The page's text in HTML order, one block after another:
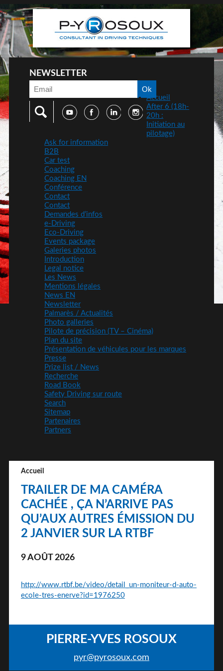
NEWSLETTER
Accueil
After 6 (18h-
20h :
Initiation au
pilotage)
Ask for information
B2B
Car test
Coaching
Coaching EN
Conférence
Contact
Contact
Demandes d’infos
e-Driving
Eco-Driving
Events package
Galeries photos
Introduction
Legal notice
Les News
Mentions légales
News EN
Newsletter
Palmarès / Actualités
Photo galleries
Pilote de précision (TV – Cinéma)
Plan du site
Présentation de véhicules pour les marques
Presse
Prize list / News
Recherche
Road Book
Safety Driving sur route
Search
Sitemap
Partenaires
Partners
Accueil
TRAILER DE MA CAMÉRA
CACHÉE , ÇA N’ARRIVE PAS
QU’AUX AUTRES ÉMISSION DU
2 JANVIER SUR LA RTBF
9 AOÛT 2026
http://www.rtbf.be/video/detail_un-moniteur-d-auto-
ecole-tres-enerve?id=1976250
PIERRE-YVES ROSOUX
pyr@pyrosoux.com